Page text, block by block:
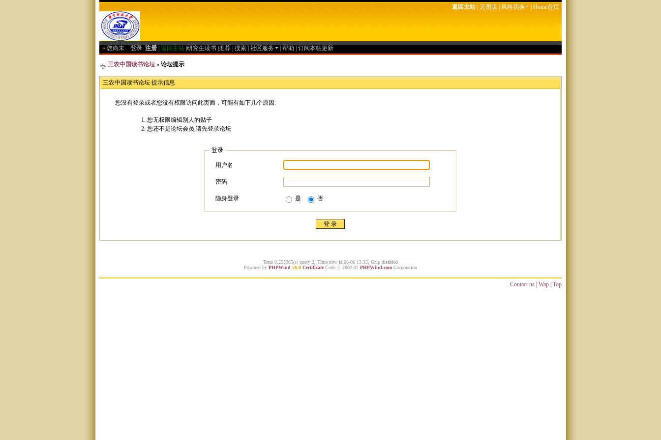
返回主站|无图版|风格切换 |Home首页
» 您尚未 登录 注册 返回主站 研究生读书 推荐 搜索 社区服务 帮助 订阅本帖更新
三农中国读书论坛 » 论坛提示
三农中国读书论坛 提示信息
您没有登录或者您没有权限访问此页面，可能有如下几个原因:
您无权限编辑别人的贴子
您还不是论坛会员,请先登录论坛
登录
用户名
密码
隐身登录 是 否
Total 0.255965(s) query 2, Time now is:08-06 13:33, Gzip disabled
Powered by PHPWind v6.0 Certificate Code © 2003-07 PHPWind.com Corporation
Contact us | Wap | Top